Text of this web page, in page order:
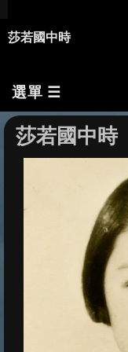
莎若國中時
選單 ☰
莎若國中時